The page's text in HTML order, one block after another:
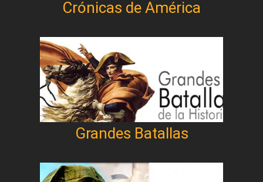
Crónicas de América
Grandes Batallas